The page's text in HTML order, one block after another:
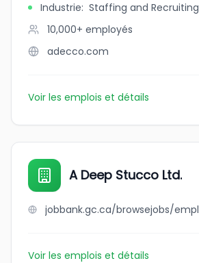
Industrie: Staffing and Recruiting
10,000+ employés
adecco.com
Voir les emplois et détails
A Deep Stucco Ltd.
Voir les emplois et détails